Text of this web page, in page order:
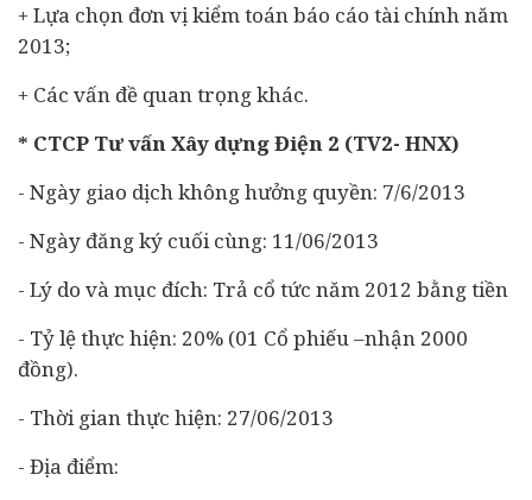
+ Lựa chọn đơn vị kiểm toán báo cáo tài chính năm
2013;
+ Các vấn đề quan trọng khác.
* CTCP Tư vấn Xây dựng Điện 2 (TV2- HNX)
- Ngày giao dịch không hưởng quyền: 7/6/2013
- Ngày đăng ký cuối cùng: 11/06/2013
- Lý do và mục đích: Trả cổ tức năm 2012 bằng tiền
- Tỷ lệ thực hiện: 20% (01 Cổ phiếu –nhận 2000
đồng).
- Thời gian thực hiện: 27/06/2013
- Địa điểm: